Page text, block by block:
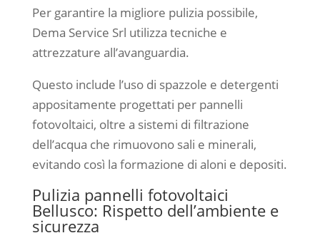
Per garantire la migliore pulizia possibile,
Dema Service Srl utilizza tecniche e
attrezzature all’avanguardia.
Questo include l’uso di spazzole e detergenti
appositamente progettati per pannelli
fotovoltaici, oltre a sistemi di filtrazione
dell’acqua che rimuovono sali e minerali,
evitando così la formazione di aloni e depositi.
Pulizia pannelli fotovoltaici
Bellusco: Rispetto dell’ambiente e
sicurezza